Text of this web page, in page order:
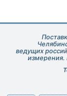
ведущих
измерения.